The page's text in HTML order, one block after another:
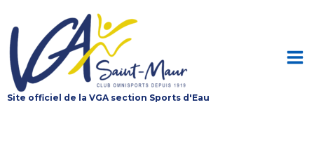
au
contenu
Site officiel de la VGA section Sports d'Eau